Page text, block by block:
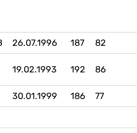
26.07.1996 187 82
19.02.1993 192 86
30.01.1999 186 77